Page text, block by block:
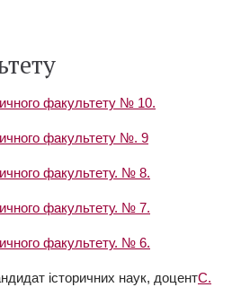
факультету № 10.
факультету №. 9
факультету. № 8.
факультету. № 7.
факультету. № 6.
історичних наук, доцентС.